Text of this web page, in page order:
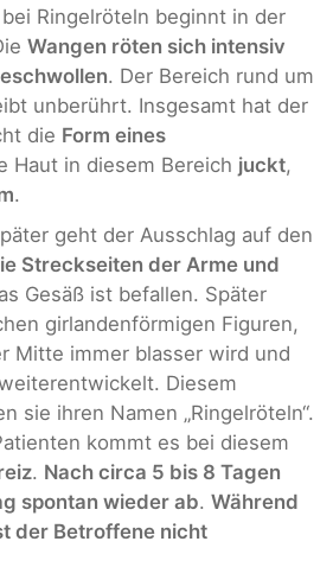
Ringelröteln beginnt in der
Wangen röten sich intensiv
. Der Bereich rund um
unberührt. Insgesamt hat der
die Form eines
Haut in diesem Bereich juckt,
.
geht der Ausschlag auf den
Streckseiten der Arme und
Gesäß ist befallen. Später
girlandenförmigen Figuren,
Mitte immer blasser wird und
Diesem
sie ihren Namen „Ringelröteln“.
kommt es bei diesem
. Nach circa 5 bis 8 Tagen
spontan wieder ab. Während
der Betroffene nicht